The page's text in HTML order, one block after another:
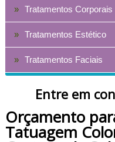
Tratamentos Corporais
Tratamentos Estético
Tratamentos Faciais
Entre em
Orçamento
Tatuagem